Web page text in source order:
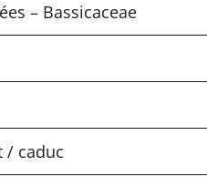
– Bassicaceae
/ caduc